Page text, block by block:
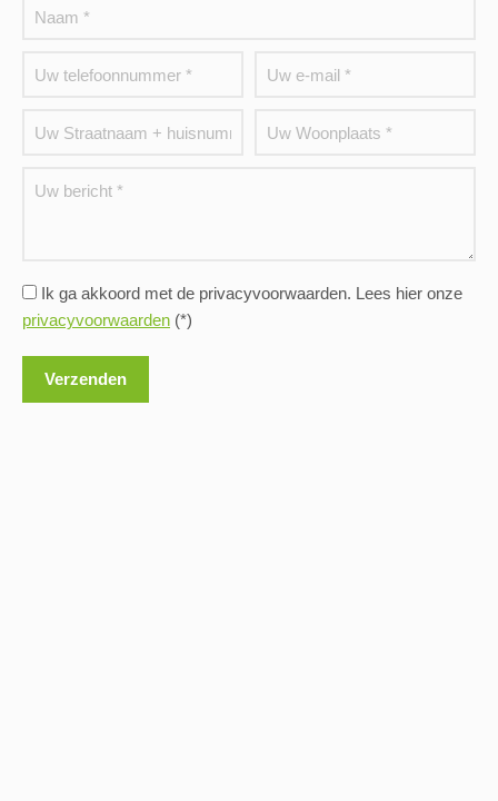
Ik ga akkoord met de privacyvoorwaarden. Lees hier onze
privacyvoorwaarden (*)